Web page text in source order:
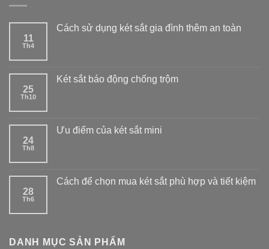
11
Th4
Cách sử dụng két sắt gia đình thêm an toàn
25
Th10
Két sắt báo động chống trộm
24
Th8
Ưu điểm của két sắt mini
28
Th6
Cách để chọn mua két sắt phù hợp và tiết kiệm
DANH MỤC SẢN PHẨM